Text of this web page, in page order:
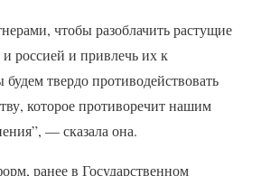
чтобы разоблачить растущие
россией и привлечь их к
твердо противодействовать
которое противоречит нашим
— сказала она.
ранее в Государственном